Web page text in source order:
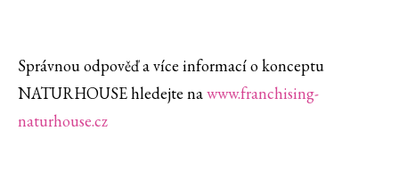
Správnou odpověď a více informací o konceptu
NATURHOUSE hledejte nawww.franchising-
naturhouse.cz